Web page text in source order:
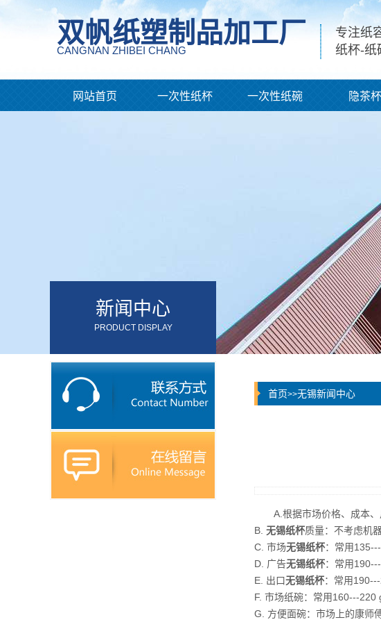
双帆纸塑制品加工厂
CANGNAN ZHIBEI CHANG
专注纸
纸杯-纸
网站首页 一次性纸杯 一次性纸碗 隐茶杯
新闻中心
PRODUCT DISPLAY
首页>>无锡新闻中心
A.根据市场价格、成本
B. 无锡纸杯质量：不考虑机
C. 市场无锡纸杯：常用
D. 广告无锡纸杯：常用
E. 出口无锡纸杯：常用
F. 市场纸碗：常用160---220
G. 方便面碗：市场上的康师